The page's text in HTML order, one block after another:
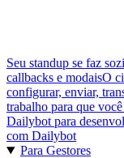
Seu standup se faz
callbacks e modaisO
configurar, enviar,
trabalho para que
Dailybot para
com Dailybot
Para Gestores